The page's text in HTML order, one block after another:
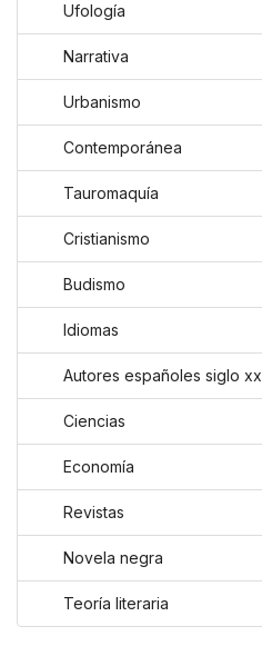
Ufología
Narrativa
Urbanismo
Contemporánea
Tauromaquía
Cristianismo
Budismo
Idiomas
Autores españoles siglo xx
Ciencias
Economía
Revistas
Novela negra
Teoría literaria